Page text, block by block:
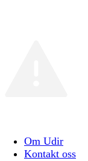
Om Udir
Kontakt oss